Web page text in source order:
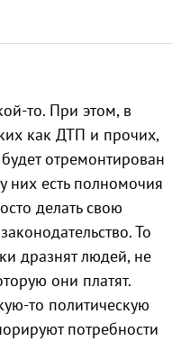
то. При этом, в
как ДТП и прочих,
отремонтирован
них есть полномочия
делать свою
То
дразнят людей, не
они платят.
то политическую
потребности